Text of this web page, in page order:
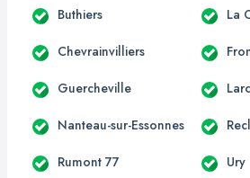
Buthiers La
Chevrainvilliers
Guercheville
Nanteau-sur-Essonnes
Rumont 77 Ury